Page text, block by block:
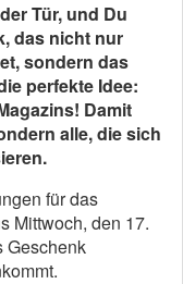
Tür, und Du
das nicht nur
sondern das
perfekte Idee:
Damit
alle, die sich
für das
Mittwoch, den 17.
Geschenk